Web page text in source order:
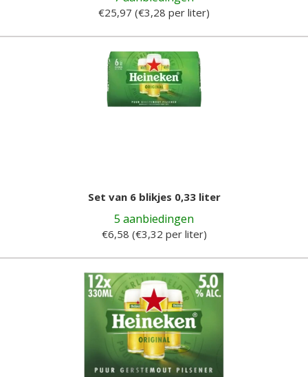
€25,97 (€3,28 per liter)
Set van 6 blikjes 0,33 liter
5 aanbiedingen
€6,58 (€3,32 per liter)